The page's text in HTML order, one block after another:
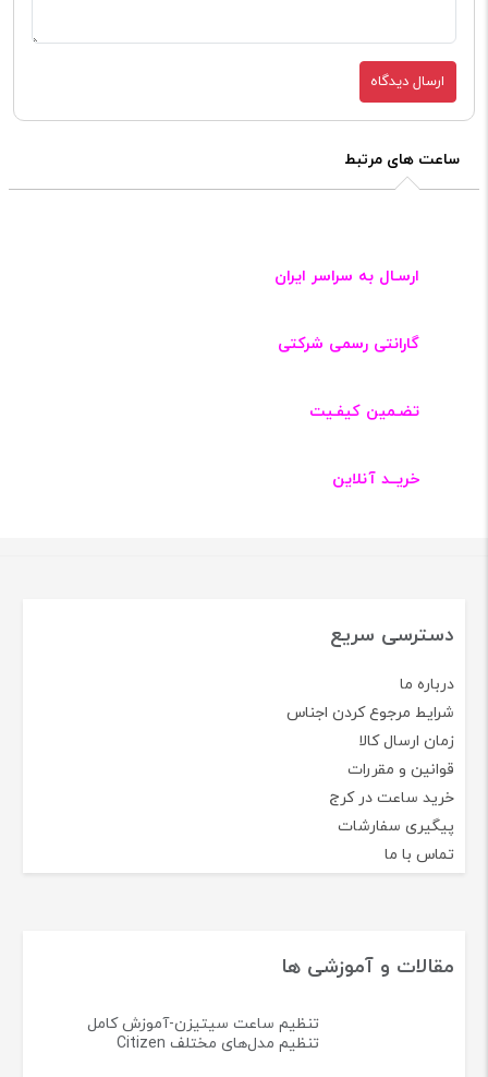
ارسال دیدگاه
ساعت های مرتبط
ارسـال به سراسر ایران
گارانتی رسمی شرکتی
تضـمین کیفـیت
خریــد آنلاین
دسترسی سریع
درباره ما
شرایط مرجوع کردن اجناس
زمان ارسال کالا
قوانین و مقررات
خرید ساعت در کرج
پیگیری سفارشات
تماس با ما
مقالات و آموزشی ها
تنظیم ساعت سیتیزن-آموزش کامل
تنظیم مدل‌های مختلف Citizen